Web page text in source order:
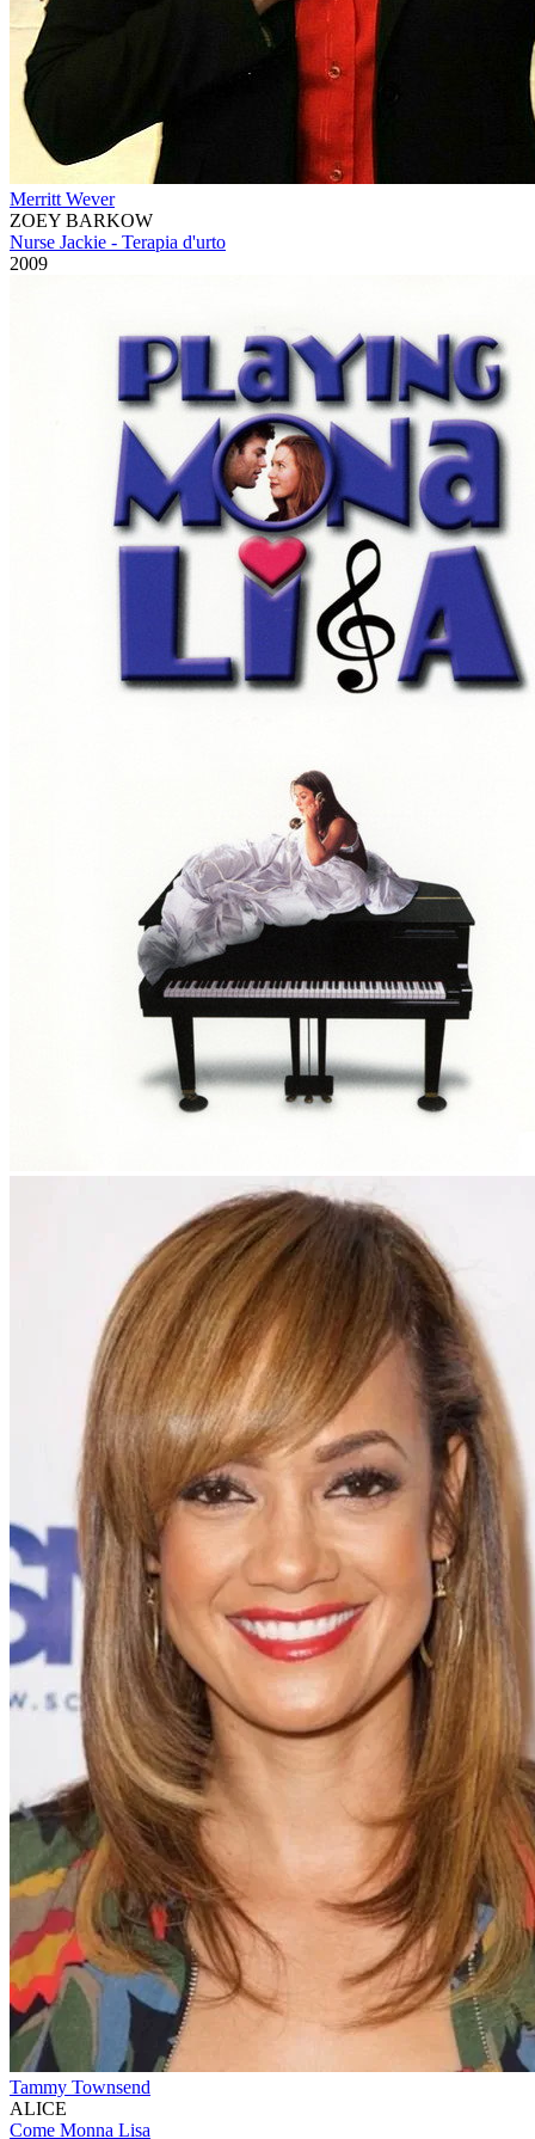
Merritt Wever
ZOEY BARKOW
Nurse Jackie - Terapia d'urto
2009
Tammy Townsend
ALICE
Come Monna Lisa